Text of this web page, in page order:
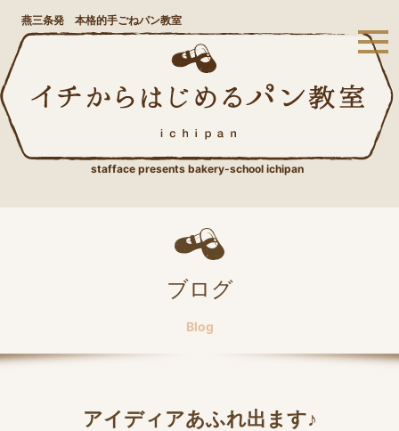
燕三条発 本格的手ごねパン教室
stafface presents bakery-school ichipan
ブログ
Blog
アイディアあふれ出ます♪